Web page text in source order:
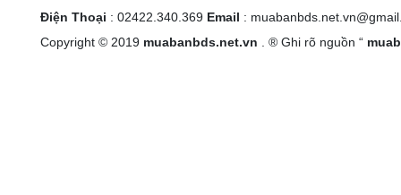
Điện Thoại : 02422.340.369 Email :
Copyright © 2019 muabanbds.net.vn . ® Ghi rõ nguồn “